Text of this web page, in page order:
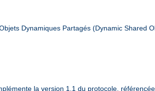
Dynamiques Partagés (Dynamic Shared
la version 1.1 du protocole,